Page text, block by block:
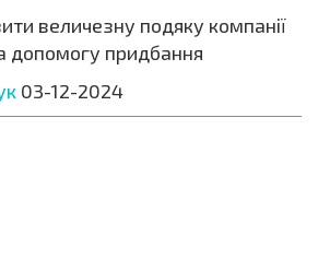
величезну подяку компанії
допомогу придбання
03-12-2024